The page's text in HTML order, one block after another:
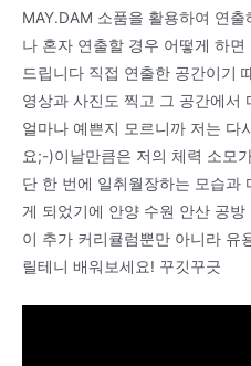
MAY.DAM 소품을 활용하여 연
나 혼자 연출할 경우 어떻게 하
드립니다 직접 연출한 공간이기
영상과 사진도 찍고 그 공간에서
얼마나 예쁜지 모르니까 저는 다
요;-)이날만큼은 저의 체력 소모
단 한 번에 일취월장하는 모습과
게 되었기에 안양 수원 안산 공
이 추가 커리큘럼뿐만 아니라 유
릴테니 배워보세요! 꾸깃꾸긋